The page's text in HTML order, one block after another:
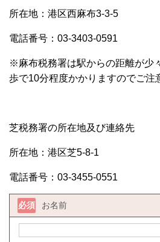
所在地：港区西麻布3-3-5
電話番号：03-3403-0591
※麻布税務署は駅からの距離が少
歩で10分程度かかりますのでご注
芝税務署の所在地及び連絡先
所在地：港区芝5-8-1
電話番号：03-3455-0551
お名前
必須